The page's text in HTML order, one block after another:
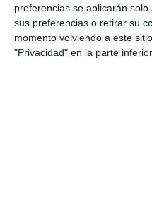
preferencias se aplicarán
sus preferencias o retirar su
momento volviendo a este
"Privacidad" en la parte